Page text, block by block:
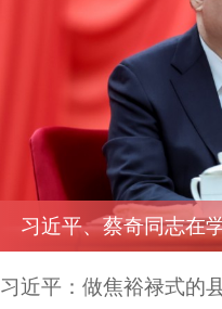
习近平：做焦裕禄式的